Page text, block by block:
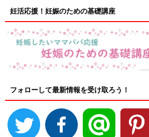
妊活応援！妊娠のための基礎講座
フォローして最新情報を受け取ろう！